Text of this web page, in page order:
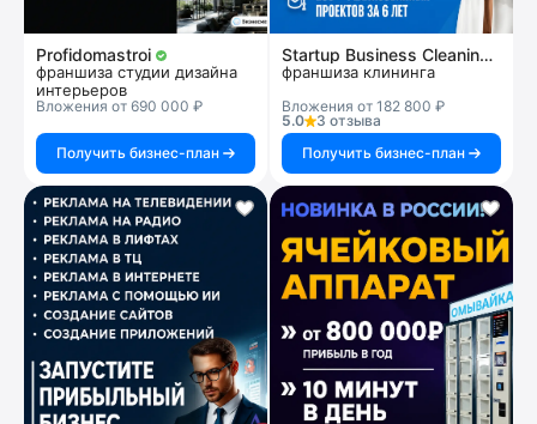
Profidomastroi
франшиза студии дизайна
интерьеров
Вложения от 690 000 ₽
Получить бизнес-план
Startup Business Cleaning
франшиза клининга
Вложения от 182 800 ₽
5.0
3 отзыва
Получить бизнес-план